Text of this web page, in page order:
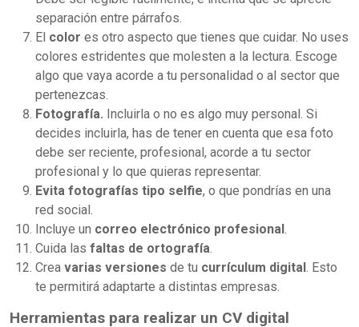
separación entre párrafos.
El color es otro aspecto que tienes que cuidar. No uses
colores estridentes que molesten a la lectura. Escoge
algo que vaya acorde a tu personalidad o al sector que
pertenezcas.
Fotografía. Incluirla o no es algo muy personal. Si
decides incluirla, has de tener en cuenta que esa foto
debe ser reciente, profesional, acorde a tu sector
profesional y lo que quieras representar.
Evita fotografías tipo selfie, o que pondrías en una
red social.
Incluye un correo electrónico profesional
Cuida las faltas de ortografía
Crea varias versiones de tu currículum digital . Esto
te permitirá adaptarte a distintas empresas.
Herramientas para realizar un CV digital